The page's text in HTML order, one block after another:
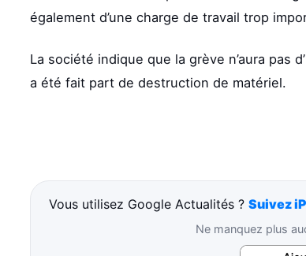
également d’une charge de travail trop
La société indique que la grève n’aura pas
a été fait part de destruction de matériel.
Vous utilisez Google Actualités ?Suivez
Ne manquez plus